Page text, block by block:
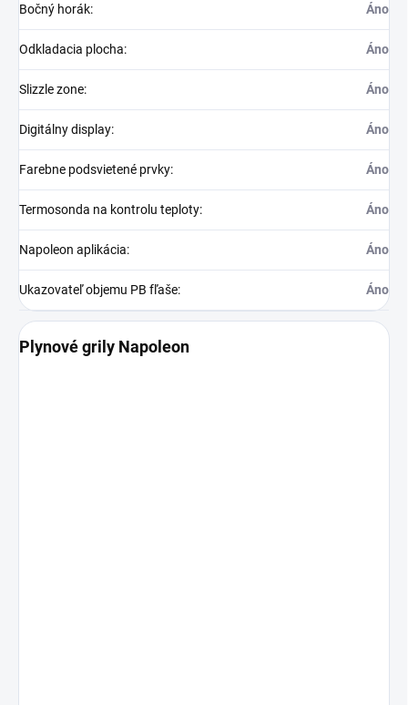
Bočný horák: Áno
Odkladacia plocha: Áno
Slizzle zone: Áno
Digitálny display: Áno
Farebne podsvietené prvky: Áno
Termosonda na kontrolu teploty: Áno
Napoleon aplikácia: Áno
Ukazovateľ objemu PB fľaše: Áno
Plynové grily Napoleon